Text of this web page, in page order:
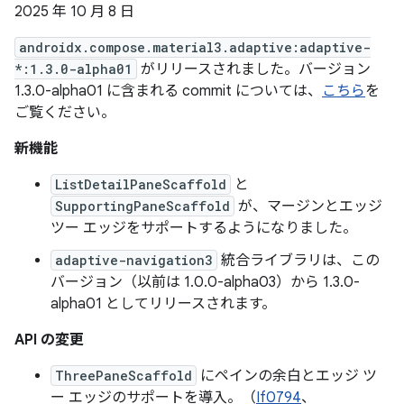
2025 年 10 月 8 日
androidx.compose.material3.adaptive:adaptive-
*:1.3.0-alpha01
がリリースされました。バージョン
1.3.0-alpha01 に含まれる commit については、 こちらを
ご覧ください。
新機能
ListDetailPaneScaffold と
SupportingPaneScaffold が、マージンとエッジ
ツー エッジをサポートするようになりました。
adaptive-navigation3 統合ライブラリは、この
バージョン（以前は 1.0.0-alpha03）から 1.3.0-
alpha01 としてリリースされます。
API の変更
ThreePaneScaffold
にペインの余白とエッジ ツ
ー エッジのサポートを導入。（If0794、